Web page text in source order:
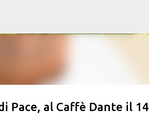
Pace, al Caffè Dante il 14